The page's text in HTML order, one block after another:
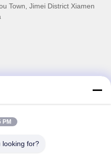
Town, Jimei District Xiamen
ส่วนลดและอื่นๆ
PM
looking for?